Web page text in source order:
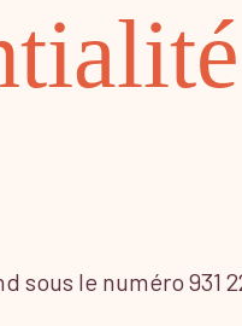
le numéro 931